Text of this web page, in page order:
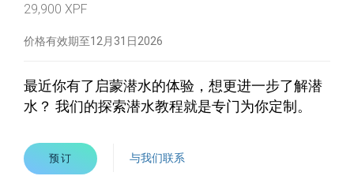
29,900 XPF
价格有效期至12月31日2026
最近你有了启蒙潜水的体验，想更进一步了解潜
水？ 我们的探索潜水教程就是专门为你定制。
预订 与我们联系